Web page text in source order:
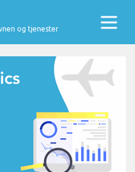
og tjenester